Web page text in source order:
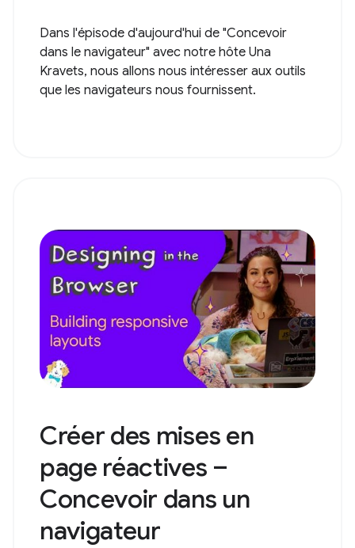
Dans l'épisode d'aujourd'hui de "Concevoir
dans le navigateur" avec notre hôte Una
Kravets, nous allons nous intéresser aux outils
que les navigateurs nous fournissent.
Créer des mises en
page réactives –
Concevoir dans un
navigateur